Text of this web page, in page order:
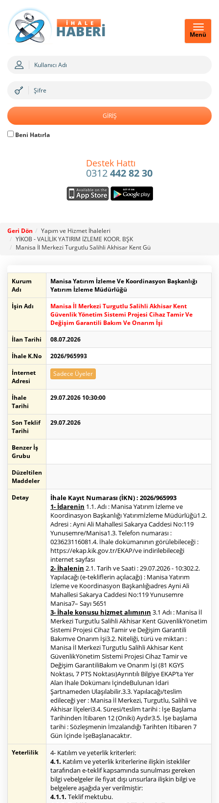
Menü
Beni Hatırla
Destek Hattı
0312442 82 30
Geri Dön
Yapım ve Hizmet İhaleleri
YİKOB - VALİLİK YATIRIM İZLEME KOOR. BŞK
Manisa İl Merkezi Turgutlu Salihli Akhisar Kent Gü
Kurum
Adı
Manisa Yatırım İzleme Ve Koordinasyon Başkanlığı
Yatırım İzleme Müdürlüğü
İşin Adı
Manisa İl Merkezi Turgutlu Salihli Akhisar Kent
Güvenlik Yönetim Sistemi Projesi Cihaz Tamir Ve
Değişim Garantili Bakım Ve Onarım İşi
İlan Tarihi
08.07.2026
İhale K.No
2026/965993
İnternet
Adresi
Sadece Üyeler
İhale
Tarihi
29.07.2026 10:30:00
Son Teklif
Tarihi
29.07.2026
Benzer İş
Grubu
Düzeltilen
Maddeler
Detay
İhale Kayıt Numarası (İKN) : 2026/965993
1- İdarenin 1.1. Adı : Manisa Yatırım İzleme ve
Koordinasyon Başkanlığı Yatırımİzleme Müdürlüğü1.2.
Adresi : Ayni Ali Mahallesi Sakarya Caddesi No:119
Yunusemre/Manisa1.3. Telefon numarası :
023623116081.4. İhale dokümanının görülebileceği :
https://ekap.kik.gov.tr/EKAP/ve indirilebileceği
internet sayfası
2- İhalenin 2.1. Tarih ve Saati : 29.07.2026 - 10:302.2.
Yapılacağı (e-tekliflerin açılacağı) : Manisa Yatırım
İzleme ve Koordinasyon Başkanlığıadres Ayni Ali
Mahallesi Sakarya Caddesi No:119 Yunusemre
Manisa7– Sayı 5651
3- İhale konusu hizmet alımının 3.1 Adı : Manisa İl
Merkezi Turgutlu Salihli Akhisar Kent GüvenlikYönetim
Sistemi Projesi Cihaz Tamir ve Değişim Garantili
Bakımve Onarım İşi3.2. Niteliği, türü ve miktarı :
Manisa İl Merkezi Turgutlu Salihli Akhisar Kent
GüvenlikYönetim Sistemi Projesi Cihaz Tamir ve
Değişim GarantiliBakım ve Onarım İşi (81 KGYS
Noktası, 7 PTS Noktası)Ayrıntılı Bilgiye EKAP’ta Yer
Alan İhale Dokümanı İçindeBulunan İdari
Şartnameden Ulaşılabilir.3.3. Yapılacağı/teslim
edileceği yer : Manisa İl Merkezi, Turgutlu, Salihli ve
Akhisar İlçeleri3.4. Süresi/teslim tarihi : İşe Başlama
Tarihinden İtibaren 12 (Oniki) Aydır3.5. İşe başlama
tarihi : Sözleşmenin İmzalandığı Tarihten İtibaren 7
Gün İçinde İşeBaşlanacaktır.
Yeterlilik
4- Katılım ve yeterlik kriterleri:
4.1. Katılım ve yeterlik kriterlerine ilişkin istekliler
tarafından e-teklif kapsamında sunulması gereken
bilgi vebelgeler ile fiyat dışı unsurlara ilişkin bilgi ve
belgelere aşağıda yer verilmiştir:
4.1.1. Teklif mektubu.